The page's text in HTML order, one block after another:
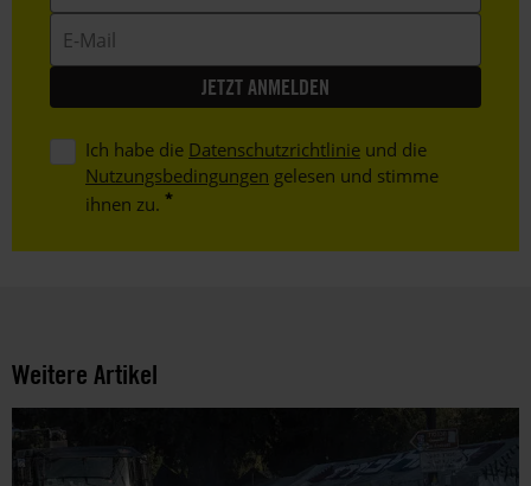
Mail
Ich habe die Datenschutzrichtlinie und die
Nutzungsbedingungen gelesen und stimme
ihnen zu.
Weitere Artikel